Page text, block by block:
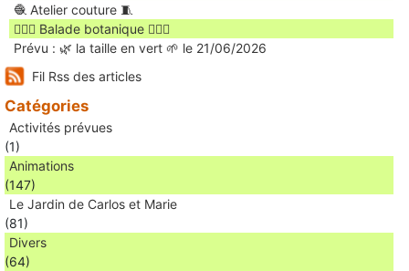
🧶 Atelier couture 🧵
🚶🏻‍♀️ Balade botanique 🚶🏻‍♂️
Prévu : 🌿 la taille en vert 🌱 le 21/06/2026
Fil Rss des articles
Catégories
Activités prévues
(1)
Animations
(147)
Le Jardin de Carlos et Marie
(81)
Divers
(64)